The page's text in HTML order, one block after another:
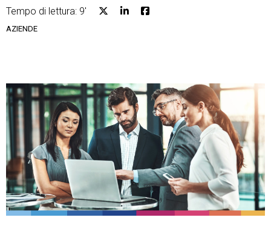
Ecommerce
Financial Solutions
HR
Trust Services
TeamSystem Corporate
Tempo di lettura: 9'
AZIENDE